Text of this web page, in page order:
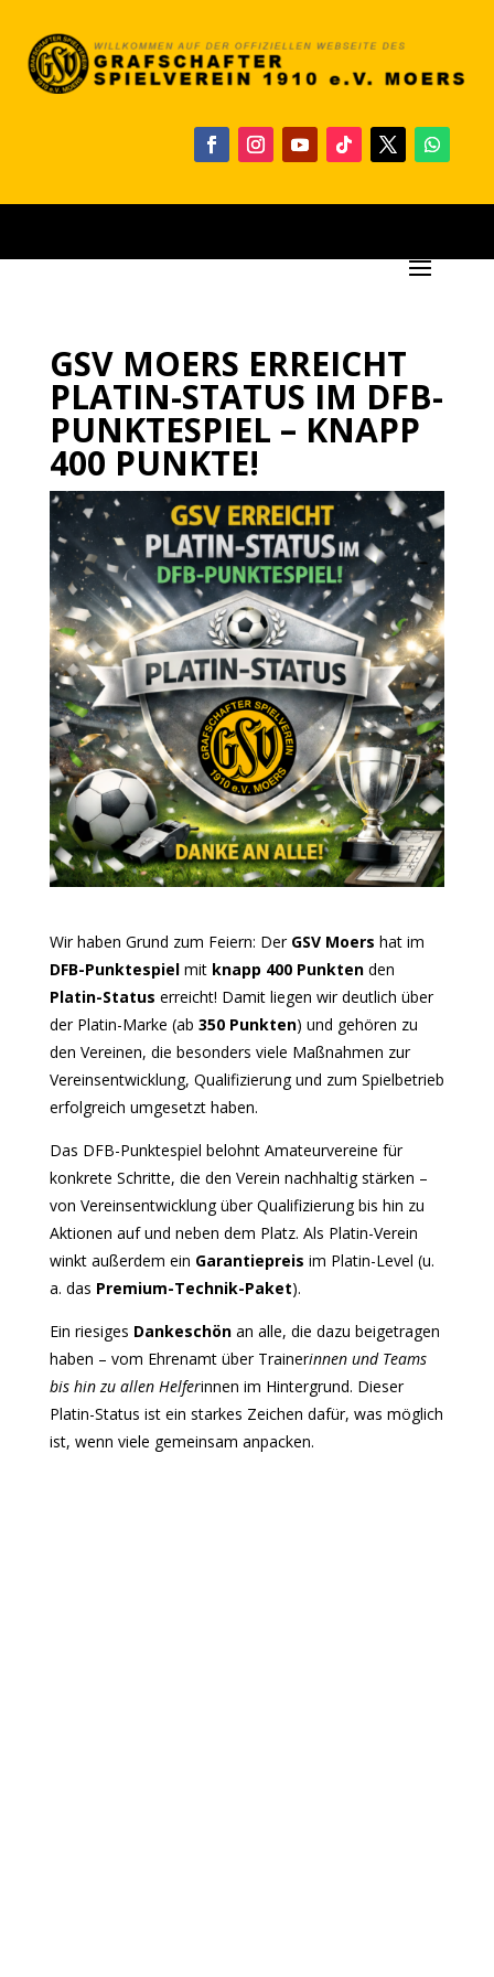
GSV MOERS ERREICHT
PLATIN-STATUS IM DFB-
PUNKTESPIEL – KNAPP
400 PUNKTE!
Wir haben Grund zum Feiern: Der GSV Moers hat im
DFB-Punktespielmit knapp 400 Punktenden
Platin-Status erreicht! Damit liegen wir deutlich über
der Platin-Marke (ab 350 Punkten) und gehören zu
den Vereinen, die besonders viele Maßnahmen zur
Vereinsentwicklung, Qualifizierung und zum Spielbetrieb
erfolgreich umgesetzt haben.
Das DFB-Punktespiel belohnt Amateurvereine für
konkrete Schritte, die den Verein nachhaltig stärken –
von Vereinsentwicklung über Qualifizierung bis hin zu
Aktionen auf und neben dem Platz. Als Platin-Verein
winkt außerdem ein Garantiepreis im Platin-Level (u.
a. das Premium-Technik-Paket).
Ein riesiges Dankeschönan alle, die dazu beigetragen
haben – vom Ehrenamt über Trainerinnen und Teams
bis hin zu allen Helferinnen im Hintergrund. Dieser
Platin-Status ist ein starkes Zeichen dafür, was möglich
ist, wenn viele gemeinsam anpacken.